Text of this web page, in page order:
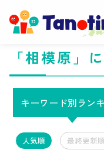
「相模原」
キーワード別ラン
人気順 最終更新順